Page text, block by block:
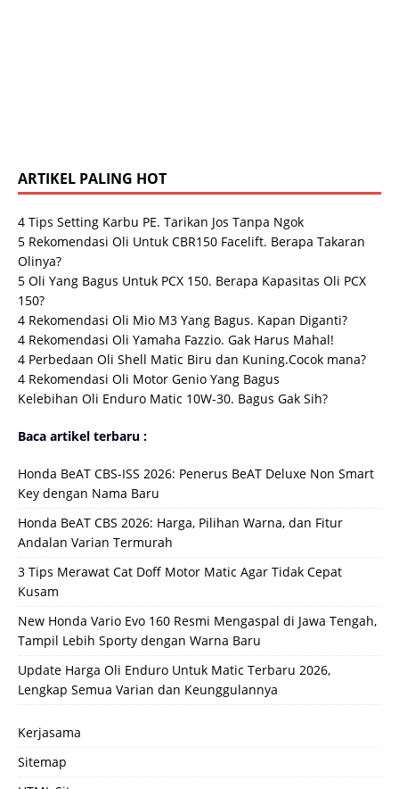
ARTIKEL PALING HOT
4 Tips Setting Karbu PE. Tarikan Jos Tanpa Ngok
5 Rekomendasi Oli Untuk CBR150 Facelift. Berapa Takaran
Olinya?
5 Oli Yang Bagus Untuk PCX 150. Berapa Kapasitas Oli PCX
150?
4 Rekomendasi Oli Mio M3 Yang Bagus. Kapan Diganti?
4 Rekomendasi Oli Yamaha Fazzio. Gak Harus Mahal!
4 Perbedaan Oli Shell Matic Biru dan Kuning.Cocok mana?
4 Rekomendasi Oli Motor Genio Yang Bagus
Kelebihan Oli Enduro Matic 10W-30. Bagus Gak Sih?
Baca artikel terbaru :
Honda BeAT CBS-ISS 2026: Penerus BeAT Deluxe Non Smart
Key dengan Nama Baru
Honda BeAT CBS 2026: Harga, Pilihan Warna, dan Fitur
Andalan Varian Termurah
3 Tips Merawat Cat Doff Motor Matic Agar Tidak Cepat
Kusam
New Honda Vario Evo 160 Resmi Mengaspal di Jawa Tengah,
Tampil Lebih Sporty dengan Warna Baru
Update Harga Oli Enduro Untuk Matic Terbaru 2026,
Lengkap Semua Varian dan Keunggulannya
Kerjasama
Sitemap